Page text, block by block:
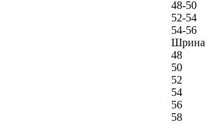
48-50
52-54
54-56
Шрина
48
50
52
54
56
58